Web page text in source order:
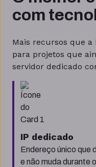
com
Mais recursos que
para projetos que
servidor dedicado
IP dedicado
Endereço único que
e não muda durante